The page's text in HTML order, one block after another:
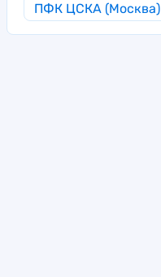
ПФК ЦСКА (Москва)